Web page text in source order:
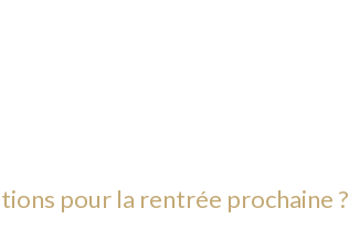
pour la rentrée prochaine ?